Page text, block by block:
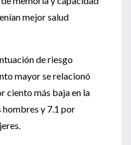
mejor salud
de riesgo
mayor se relacionó
ciento más baja en la
hombres y 7.1 por